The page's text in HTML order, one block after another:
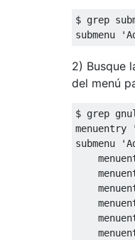
$ grep
2) Busque
del menú
$ grep
submenu